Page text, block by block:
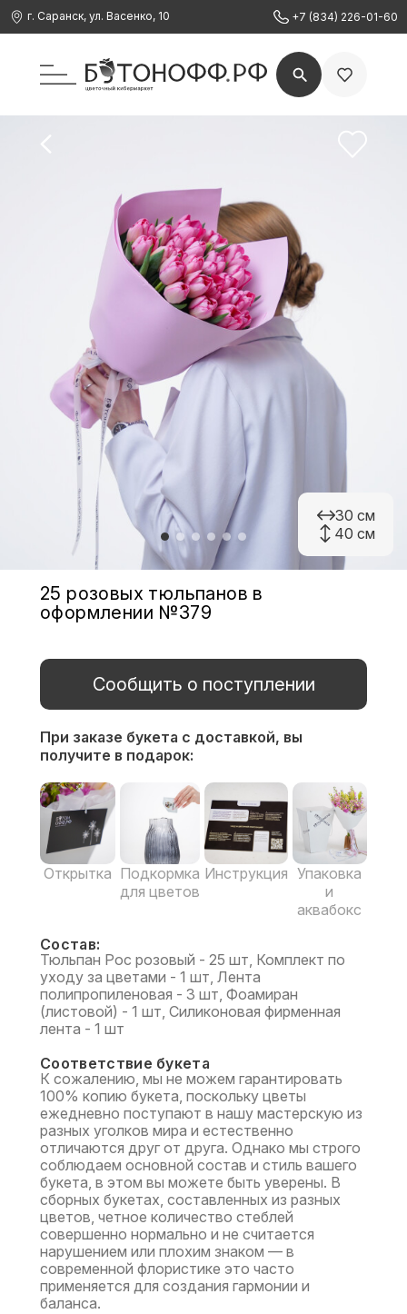
г. Саранск, ул. Васенко, 10 +7 (834) 226-01-60
30 см
40 см
25 розовых тюльпанов в
оформлении №379
Сообщить о поступлении
При заказе букета с доставкой, вы
получите в подарок:
Открытка Подкормка
для цветов
Инструкция Упаковка
и
аквабокс
Состав:
Тюльпан Рос розовый - 25 шт, Комплект по
уходу за цветами - 1 шт, Лента
полипропиленовая - 3 шт, Фоамиран
(листовой) - 1 шт, Силиконовая фирменная
лента - 1 шт
Соответствие букета
К сожалению, мы не можем гарантировать
100% копию букета, поскольку цветы
ежедневно поступают в нашу мастерскую из
разных уголков мира и естественно
отличаются друг от друга. Однако мы строго
соблюдаем основной состав и стиль вашего
букета, в этом вы можете быть уверены. В
сборных букетах, составленных из разных
цветов, четное количество стеблей
совершенно нормально и не считается
нарушением или плохим знаком — в
современной флористике это часто
применяется для создания гармонии и
баланса.